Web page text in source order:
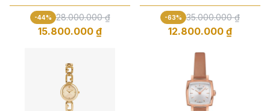
-44% 28.000.000 ₫
15.800.000 ₫
-63% 35.000.000 ₫
12.800.000 ₫